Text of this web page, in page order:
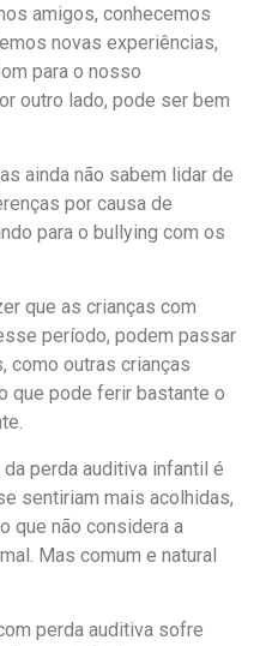
amigos, conhecemos
novas experiências,
para o nosso
outro lado, pode ser bem
ainda não sabem lidar de
por causa de
para o bullying com os
que as crianças com
período, podem passar
como outras crianças
que pode ferir bastante o
perda auditiva infantil é
sentiriam mais acolhidas,
que não considera a
Mas comum e natural
perda auditiva sofre